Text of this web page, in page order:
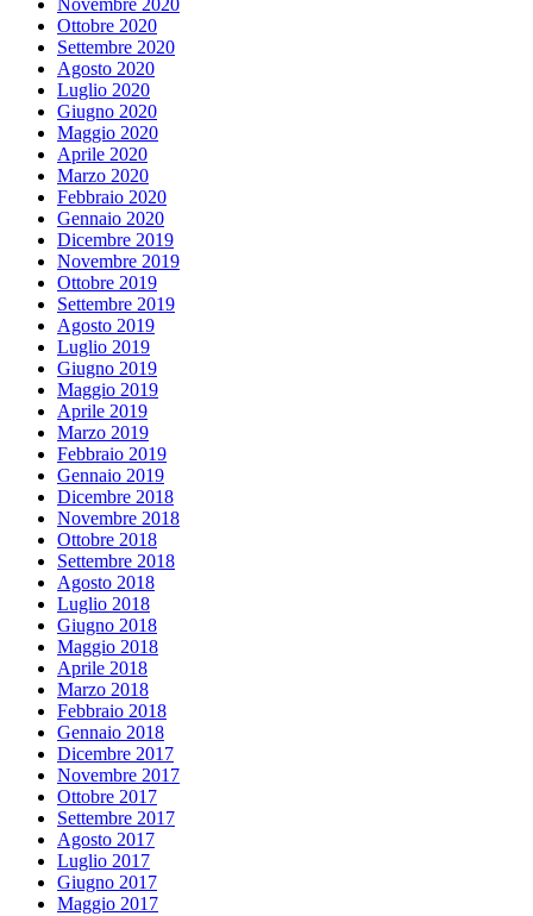
Novembre 2020
Ottobre 2020
Settembre 2020
Agosto 2020
Luglio 2020
Giugno 2020
Maggio 2020
Aprile 2020
Marzo 2020
Febbraio 2020
Gennaio 2020
Dicembre 2019
Novembre 2019
Ottobre 2019
Settembre 2019
Agosto 2019
Luglio 2019
Giugno 2019
Maggio 2019
Aprile 2019
Marzo 2019
Febbraio 2019
Gennaio 2019
Dicembre 2018
Novembre 2018
Ottobre 2018
Settembre 2018
Agosto 2018
Luglio 2018
Giugno 2018
Maggio 2018
Aprile 2018
Marzo 2018
Febbraio 2018
Gennaio 2018
Dicembre 2017
Novembre 2017
Ottobre 2017
Settembre 2017
Agosto 2017
Luglio 2017
Giugno 2017
Maggio 2017